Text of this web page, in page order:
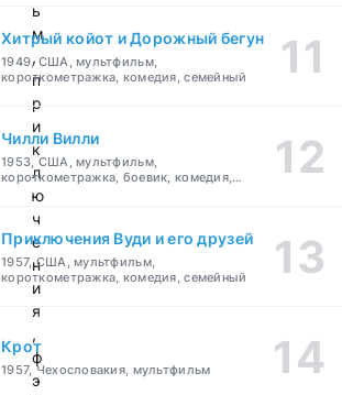
ь
м
,
п
р
и
к
л
ю
ч
е
н
и
я
,
ф
э
Хитрый койот и Дорожный бегун
1949, США, мультфильм,
короткометражка, комедия, семейный
Чилли Вилли
1953, США, мультфильм,
короткометражка, боевик, комедия,
приключения, семейный
Приключения Вуди и его друзей
1957, США, мультфильм,
короткометражка, комедия, семейный
Крот
1957, Чехословакия, мультфильм